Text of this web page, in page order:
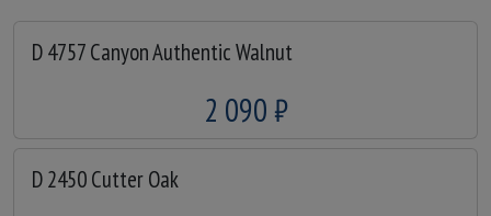
D 4757 Canyon Authentic Walnut
2 090 ₽
D 2450 Cutter Oak